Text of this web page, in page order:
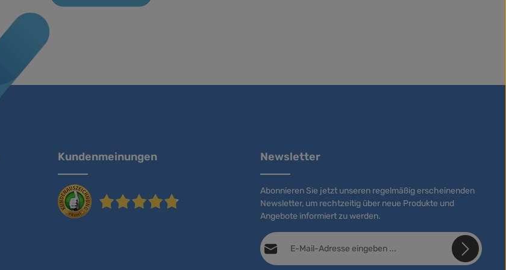
Kundenmeinungen Newsletter
Abonnieren Sie jetzt unseren regelmäßig erscheinenden
Newsletter, um rechtzeitig über neue Produkte und
Angebote informiert zu werden.
E-Mail-Adresse*